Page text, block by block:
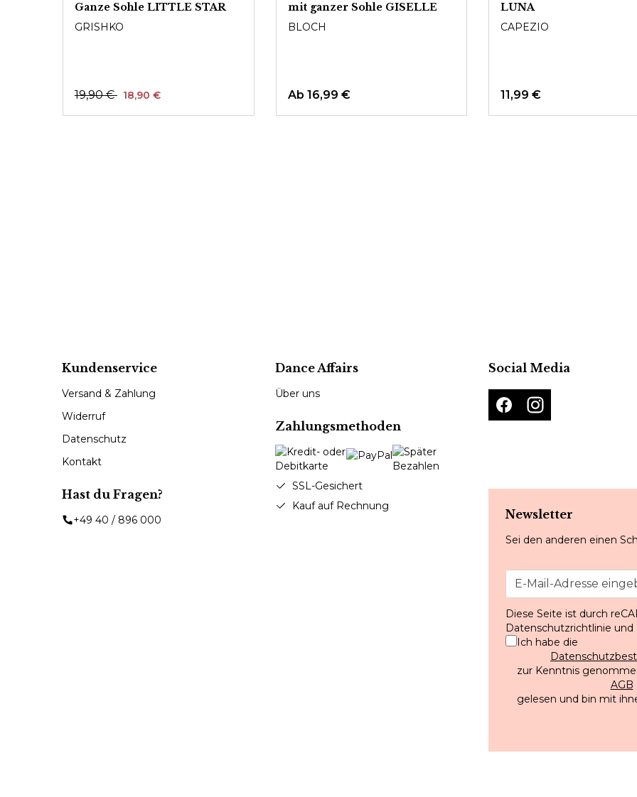
Ganze Sohle LITTLE STAR
GRISHKO
19,90 € 18,90 €
mit ganzer Sohle GISELLE
BLOCH
Ab 16,99 €
LUNA
CAPEZIO
11,99 €
Kundenservice
Versand & Zahlung
Widerruf
Datenschutz
Kontakt
Hast du Fragen?
+49 40 / 896 000
Dance Affairs
Über uns
Zahlungsmethoden
SSL-Gesichert
Kauf auf Rechnung
Social Media
Newsletter
Sei den anderen einen
Diese Seite ist durch
Datenschutzrichtlinie und
Ich habe die
zur Kenntnis
AGB
gelesen und bin mit